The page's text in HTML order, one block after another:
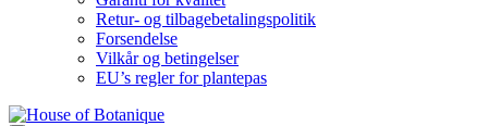
Retur- og tilbagebetalingspolitik
Forsendelse
Vilkår og betingelser
EU’s regler for plantepas